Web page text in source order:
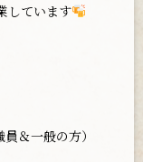
しています
＆一般の方）